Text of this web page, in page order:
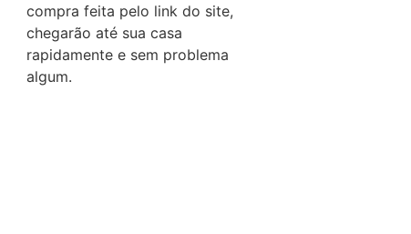
compra feita pelo link do site,
chegarão até sua casa
rapidamente e sem problema
algum.